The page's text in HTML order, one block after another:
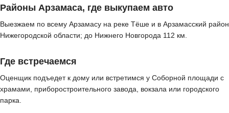
Районы Арзамаса, где выкупаем авто
Выезжаем по всему Арзамасу на реке Тёше и в Арзамасский район
Нижегородской области; до Нижнего Новгорода 112 км.
Где встречаемся
Оценщик подъедет к дому или встретимся у Соборной площади с
храмами, приборостроительного завода, вокзала или городского
парка.